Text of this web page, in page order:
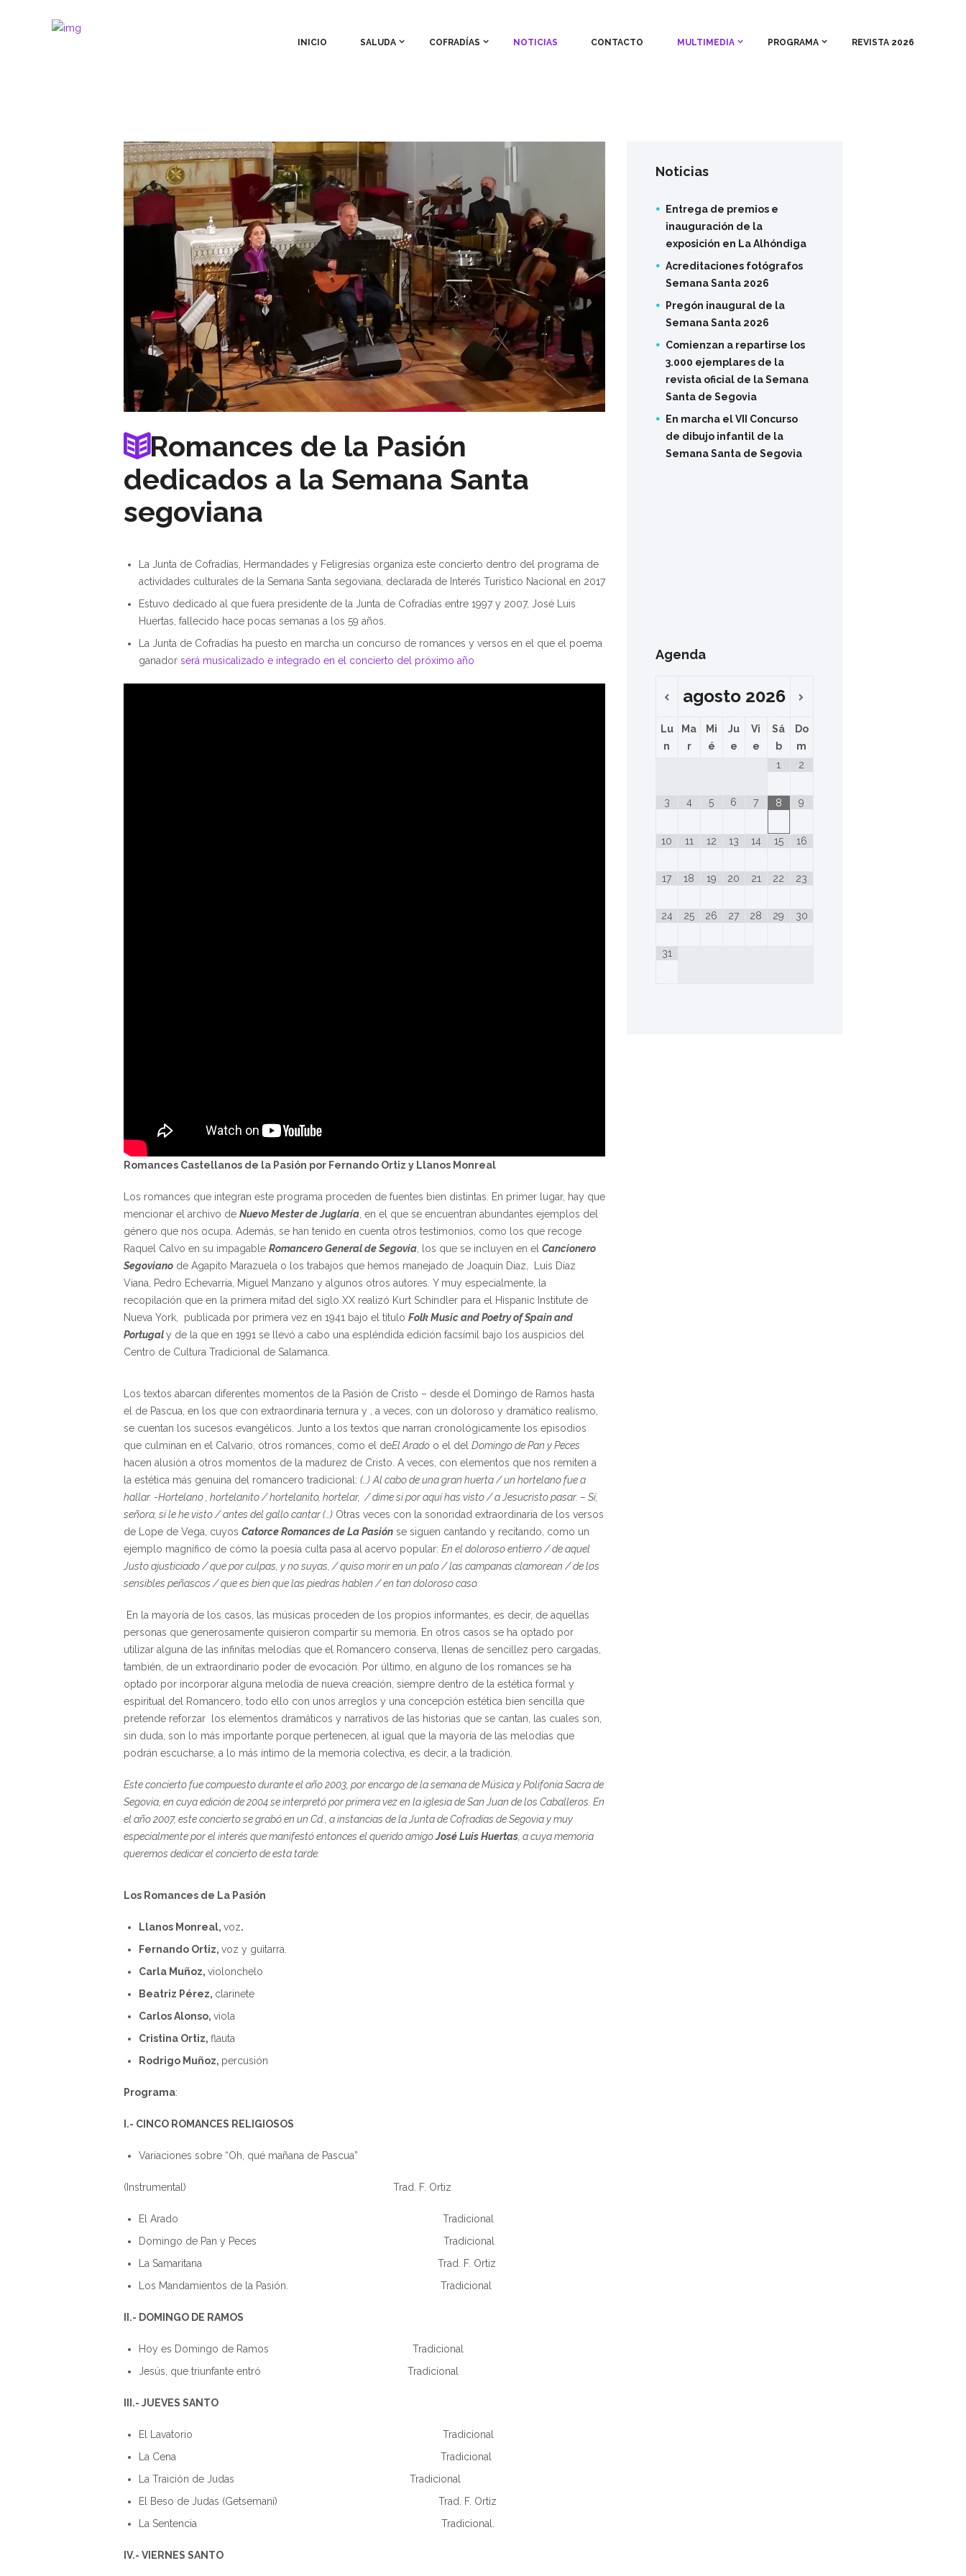
INICIO SALUDA COFRADÍAS NOTICIAS CONTACTO MULTIMEDIA PROGRAMA REVISTA 2026
Romances de la Pasión
dedicados a la Semana Santa
segoviana
La Junta de Cofradías, Hermandades y Feligresías organiza este concierto dentro del programa de
actividades culturales de la Semana Santa segoviana, declarada de Interés Turístico Nacional en 2017
Estuvo dedicado al que fuera presidente de la Junta de Cofradías entre 1997 y 2007, José Luis
Huertas, fallecido hace pocas semanas a los 59 años.
La Junta de Cofradías ha puesto en marcha un concurso de romances y versos en el que el poema
ganador será musicalizado e integrado en el concierto del próximo año
Romances Castellanos de la Pasión por Fernando Ortiz y Llanos Monreal
Los romances que integran este programa proceden de fuentes bien distintas. En primer lugar, hay que
mencionar el archivo de Nuevo Mester de Juglaría , en el que se encuentran abundantes ejemplos del
género que nos ocupa. Además, se han tenido en cuenta otros testimonios, como los que recoge
Raquel Calvo en su impagable Romancero General de Segovia , los que se incluyen en el Cancionero
Segoviano de Agapito Marazuela o los trabajos que hemos manejado de Joaquín Díaz, Luis Díaz
Viana, Pedro Echevarría, Miguel Manzano y algunos otros autores. Y muy especialmente, la
recopilación que en la primera mitad del siglo XX realizó Kurt Schindler para el Hispanic Institute de
Nueva York, publicada por primera vez en 1941 bajo el título Folk Music and Poetry of Spain and
Portugaly de la que en 1991 se llevó a cabo una espléndida edición facsímil bajo los auspicios del
Centro de Cultura Tradicional de Salamanca.
Los textos abarcan diferentes momentos de la Pasión de Cristo – desde el Domingo de Ramos hasta
el de Pascua, en los que con extraordinaria ternura y , a veces, con un doloroso y dramático realismo,
se cuentan los sucesos evangélicos. Junto a los textos que narran cronológicamente los episodios
que culminan en el Calvario, otros romances, como el deEl Arado o el del Domingo de Pan y Peces
hacen alusión a otros momentos de la madurez de Cristo. A veces, con elementos que nos remiten a
la estética más genuina del romancero tradicional: (…) Al cabo de una gran huerta / un hortelano fue a
hallar. -Hortelano , hortelanito / hortelanito, hortelar, / dime si por aquí has visto / a Jesucristo pasar. – Sí,
señora, sí le he visto / antes del gallo cantar (…) Otras veces con la sonoridad extraordinaria de los versos
de Lope de Vega, cuyos Catorce Romances de La Pasión se siguen cantando y recitando, como un
ejemplo magnífico de cómo la poesía culta pasa al acervo popular: En el doloroso entierro / de aquel
Justo ajusticiado / que por culpas, y no suyas, / quiso morir en un palo / las campanas clamorean / de los
sensibles peñascos / que es bien que las piedras hablen / en tan doloroso caso.
En la mayoría de los casos, las músicas proceden de los propios informantes, es decir, de aquellas
personas que generosamente quisieron compartir su memoria. En otros casos se ha optado por
utilizar alguna de las infinitas melodías que el Romancero conserva, llenas de sencillez pero cargadas,
también, de un extraordinario poder de evocación. Por último, en alguno de los romances se ha
optado por incorporar alguna melodía de nueva creación, siempre dentro de la estética formal y
espiritual del Romancero, todo ello con unos arreglos y una concepción estética bien sencilla que
pretende reforzar los elementos dramáticos y narrativos de las historias que se cantan, las cuales son,
sin duda, son lo más importante porque pertenecen, al igual que la mayoría de las melodías que
podrán escucharse, a lo más íntimo de la memoria colectiva, es decir, a la tradición.
Este concierto fue compuesto durante el año 2003, por encargo de la semana de Música y Polifonía Sacra de
Segovia, en cuya edición de 2004 se interpretó por primera vez en la iglesia de San Juan de los Caballeros. En
el año 2007, este concierto se grabó en un Cd., a instancias de la Junta de Cofradías de Segovia y muy
especialmente por el interés que manifestó entonces el querido amigoJosé Luis Huertas , a cuya memoria
queremos dedicar el concierto de esta tarde.
Los Romances de La Pasión
Llanos Monreal, voz.
Fernando Ortiz, voz y guitarra.
Carla Muñoz, violonchelo
Beatriz Pérez, clarinete
Carlos Alonso, viola
Cristina Ortiz, flauta
Rodrigo Muñoz, percusión
Programa:
I.- CINCO ROMANCES RELIGIOSOS
Variaciones sobre “Oh, qué mañana de Pascua”
(Instrumental) Trad. F. Ortiz
El Arado Tradicional
Domingo de Pan y Peces Tradicional
La Samaritana Trad. F. Ortiz
Los Mandamientos de la Pasión. Tradicional
II.- DOMINGO DE RAMOS
Hoy es Domingo de Ramos Tradicional
Jesús, que triunfante entró Tradicional
III.- JUEVES SANTO
El Lavatorio Tradicional
La Cena Tradicional
La Traición de Judas Tradicional
El Beso de Judas (Getsemaní) Trad. F. Ortiz
La Sentencia Tradicional.
IV.- VIERNES SANTO
Noticias
Entrega de premios e
inauguración de la
exposición en La Alhóndiga
Acreditaciones fotógrafos
Semana Santa 2026
Pregón inaugural de la
Semana Santa 2026
Comienzan a repartirse los
3.000 ejemplares de la
revista oficial de la Semana
Santa de Segovia
En marcha el VII Concurso
de dibujo infantil de la
Semana Santa de Segovia
Agenda
agosto 2026
Lu
n
Ma
r
Mi
é
Ju
e
Vi
e
Sá
b
Do
m
1
2
3 4 5 6 7 8 9
10 11 12 13 14 15 16
17 18 19 20 21 22 23
24 25 26 27 28 29 30
31